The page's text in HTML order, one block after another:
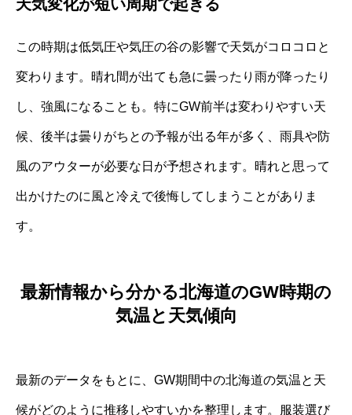
天気変化が短い周期で起きる
この時期は低気圧や気圧の谷の影響で天気がコロコロと
変わります。晴れ間が出ても急に曇ったり雨が降ったり
し、強風になることも。特にGW前半は変わりやすい天
候、後半は曇りがちとの予報が出る年が多く、雨具や防
風のアウターが必要な日が予想されます。晴れと思って
出かけたのに風と冷えで後悔してしまうことがありま
す。
最新情報から分かる北海道のGW時期の
気温と天気傾向
最新のデータをもとに、GW期間中の北海道の気温と天
候がどのように推移しやすいかを整理します。服装選び